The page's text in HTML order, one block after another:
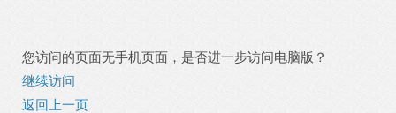
您访问的页面无手机页面，是否进一步访问电脑版？
继续访问
返回上一页